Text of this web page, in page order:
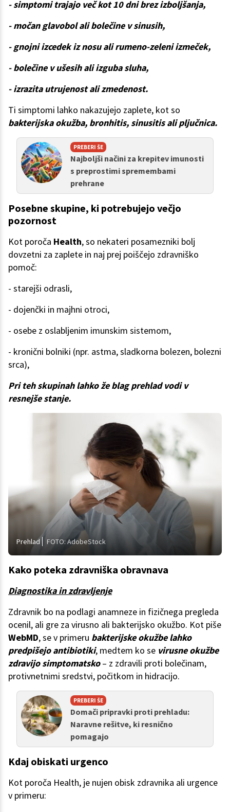
- simptomi trajajo več kot 10 dni brez izboljšanja,
- močan glavobol ali bolečine v sinusih,
- gnojni izcedek iz nosu ali rumeno-zeleni izmeček,
- bolečine v ušesih ali izguba sluha,
- izrazita utrujenost ali zmedenost.
Ti simptomi lahko nakazujejo zaplete, kot so
bakterijska okužba, bronhitis, sinusitis ali pljučnica.
PREBERI ŠE
Najboljši načini za krepitev imunosti
s preprostimi spremembami
prehrane
Posebne skupine, ki potrebujejo večjo
pozornost
Kot poroča Health, so nekateri posamezniki bolj
dovzetni za zaplete in naj prej poiščejo zdravniško
pomoč:
- starejši odrasli,
- dojenčki in majhni otroci,
- osebe z oslabljenim imunskim sistemom,
- kronični bolniki (npr. astma, sladkorna bolezen, bolezni
srca),
Pri teh skupinah lahko že blag prehlad vodi v
resnejše stanje.
Prehlad FOTO: AdobeStock
Kako poteka zdravniška obravnava
Diagnostika in zdravljenje
Zdravnik bo na podlagi anamneze in fizičnega pregleda
ocenil, ali gre za virusno ali bakterijsko okužbo. Kot piše
WebMD, se v primeru bakterijske okužbe lahko
predpišejo antibiotiki, medtem ko se virusne okužbe
zdravijo simptomatsko– z zdravili proti bolečinam,
protivnetnimi sredstvi, počitkom in hidracijo.
PREBERI ŠE
Domači pripravki proti prehladu:
Naravne rešitve, ki resnično
pomagajo
Kdaj obiskati urgenco
Kot poroča Health, je nujen obisk zdravnika ali urgence
v primeru: